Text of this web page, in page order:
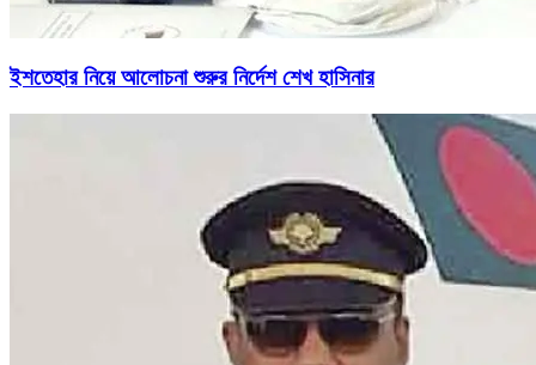
ইশতেহার নিয়ে আলোচনা শুরুর নির্দেশ শেখ হাসিনার